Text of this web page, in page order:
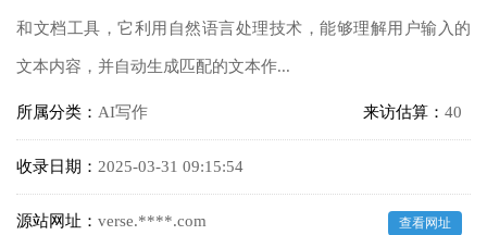
和文档工具，它利用自然语言处理技术，能够理解用户输入的
文本内容，并自动生成匹配的文本作...
所属分类： AI写作 来访估算： 40
收录日期： 2025-03-31 09:15:54
源站网址： verse.****.com 查看网址